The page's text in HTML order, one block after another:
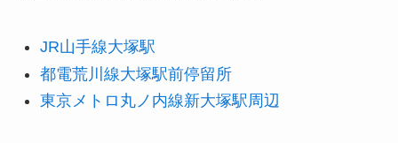
JR山手線大塚駅
都電荒川線大塚駅前停留所
東京メトロ丸ノ内線新大塚駅周辺